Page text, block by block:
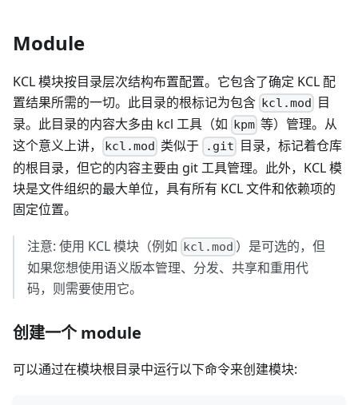
Module
KCL 模块按目录层次结构布置配置。它包含了确定 KCL 配
置结果所需的一切。此目录的根标记为包含 kcl.mod 目
录。此目录的内容大多由 kcl 工具（如
kpm 等）管理。从
这个意义上讲，
kcl.mod 类似于 .git 目录，标记着仓库
的根目录，但它的内容主要由 git 工具管理。此外，KCL 模
块是文件组织的最大单位，具有所有 KCL 文件和依赖项的
固定位置。
注意: 使用 KCL 模块（例如 kcl.mod ）是可选的，但
如果您想使用语义版本管理、分发、共享和重用代
码，则需要使用它。
创建一个 module
可以通过在模块根目录中运行以下命令来创建模块: